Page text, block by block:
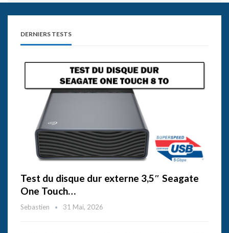
DERNIERS TESTS
Test du disque dur externe 3,5″ Seagate
One Touch…
Sebastien 31 Mai, 2026